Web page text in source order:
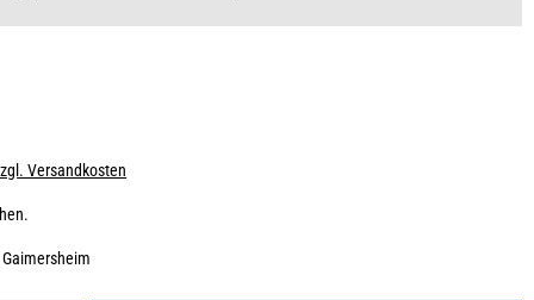
Versandkosten
Gaimersheim